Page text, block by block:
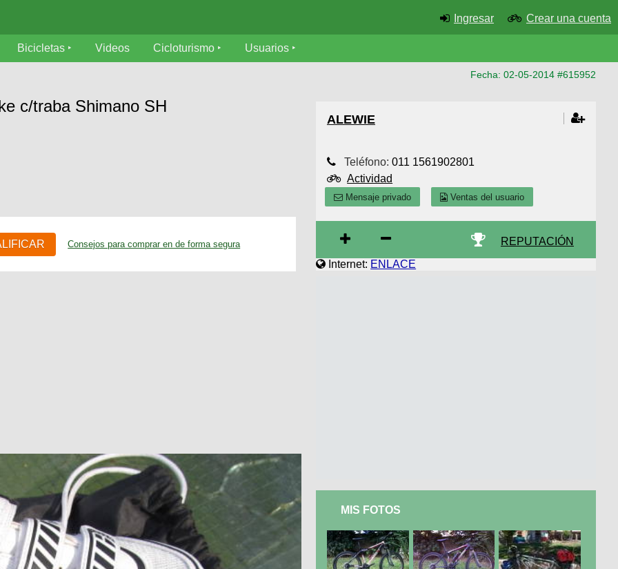
Ingresar Crear una cuenta
Bicicletas Videos Cicloturismo Usuarios
Fecha: 02-05-2014 #615952
c/traba Shimano SH
Consejos para comprar en de forma segura
ALEWIE
Teléfono:011 1561902801
Actividad
Mensaje privado Ventas del usuario
REPUTACIÓN
Internet: ENLACE
MIS FOTOS